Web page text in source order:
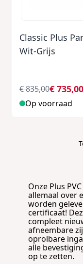
Classic Plus
Wit-Grijs
€ 735,00
€ 835,00
Op voorraad
Onze Plus
allemaal over
worden
certificaat!
compleet
afneembare
oprolbare
alle
op te zetten.